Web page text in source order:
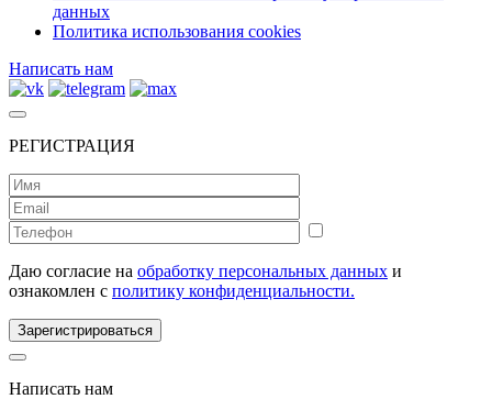
данных
Политика использования cookies
Написать нам
РЕГИСТРАЦИЯ
Даю согласие на обработку персональных данных и
ознакомлен с политику конфиденциальности.
Зарегистрироваться
Написать нам